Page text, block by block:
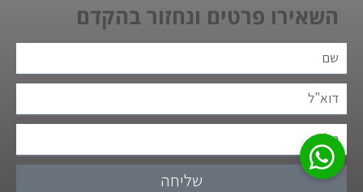
השאירו פרטים ונחזור בהקדם
שליחה